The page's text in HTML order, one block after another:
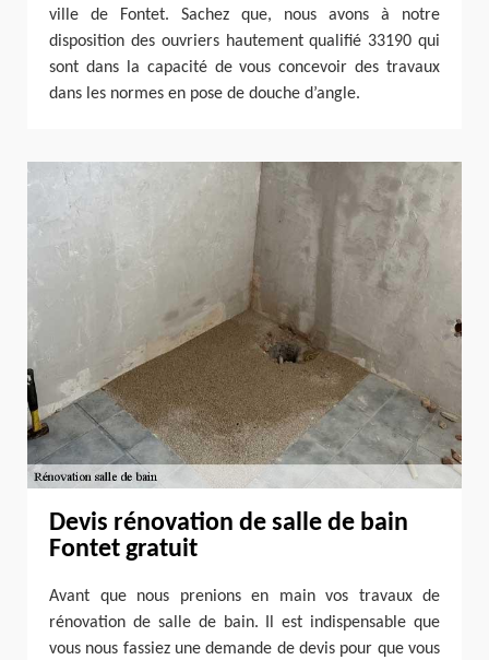
ville de Fontet. Sachez que, nous avons à notre
disposition des ouvriers hautement qualifié 33190 qui
sont dans la capacité de vous concevoir des travaux
dans les normes en pose de douche d’angle.
Devis rénovation de salle de bain
Fontet gratuit
Avant que nous prenions en main vos travaux de
rénovation de salle de bain. Il est indispensable que
vous nous fassiez une demande de devis pour que vous